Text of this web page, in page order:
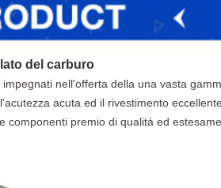
del carburo
nell'offerta della una vasta
acuta ed il rivestimento
componenti premio di qualità ed